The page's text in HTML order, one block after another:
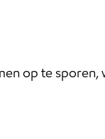
op te